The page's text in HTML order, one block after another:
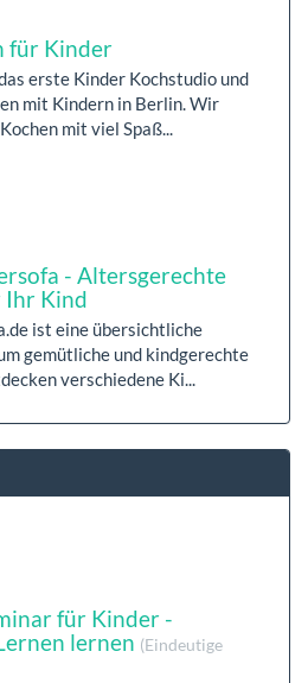
für Kinder
erste Kinder Kochstudio und
mit Kindern in Berlin. Wir
mit viel Spaß...
- Altersgerechte
Ihr Kind
ist eine übersichtliche
gemütliche und kindgerechte
verschiedene Ki...
für Kinder -
lernen (Eindeutige